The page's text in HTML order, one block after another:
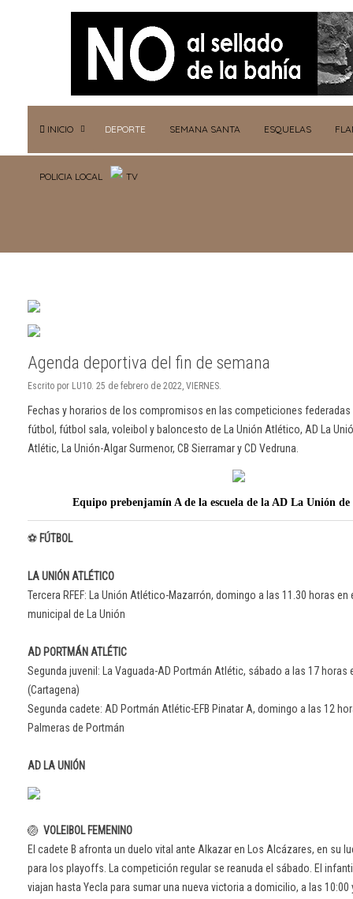
INICIO DEPORTE SEMANA SANTA ESQUELAS
POLICIA LOCAL TV
Agenda deportiva del fin de semana
Escrito por LU10. 25 de febrero de 2022, VIERNES.
Fechas y horarios de los compromisos en las competiciones
fútbol, fútbol sala, voleibol y baloncesto de La Unión Atlético, AD La
Atlétic, La Unión-Algar Surmenor, CB Sierramar y CD Vedruna.
Equipo prebenjamín A de la escuela de la AD La Unión de
⚽ FÚTBOL
LA UNIÓN ATLÉTICO
Tercera RFEF: La Unión Atlético-Mazarrón, domingo a las 11.30 horas
municipal de La Unión
AD PORTMÁN ATLÉTIC
Segunda juvenil: La Vaguada-AD Portmán Atlétic, sábado a las 17 horas
(Cartagena)
Segunda cadete: AD Portmán Atlétic-EFB Pinatar A, domingo a las 12
Palmeras de Portmán
AD LA UNIÓN
🏐 VOLEIBOL FEMENINO
El cadete B afronta un duelo vital ante Alkazar en Los Alcázares, en su
para los playoffs. La competición regular se reanuda el sábado. El
viajan hasta Yecla para sumar una nueva victoria a domicilio, a las 10:00